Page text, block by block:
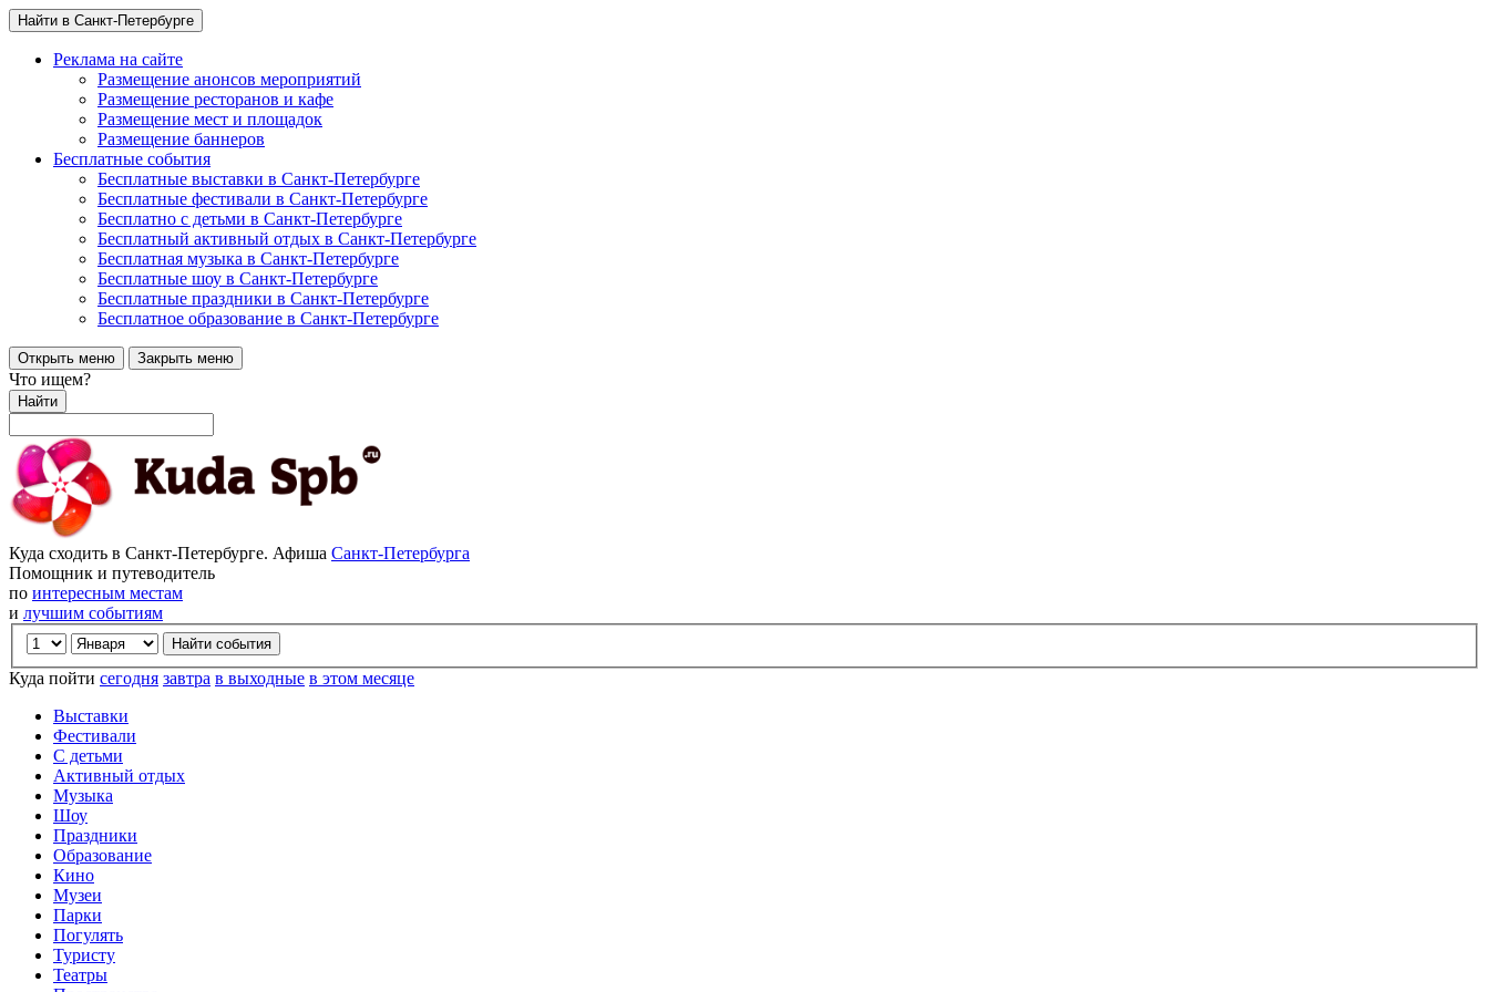
Найти в Санкт-Петербурге
Реклама на сайте
Размещение анонсов мероприятий
Размещение ресторанов и кафе
Размещение мест и площадок
Размещение баннеров
Бесплатные события
Бесплатные выставки в Санкт-Петербурге
Бесплатные фестивали в Санкт-Петербурге
Бесплатно с детьми в Санкт-Петербурге
Бесплатный активный отдых в Санкт-Петербурге
Бесплатная музыка в Санкт-Петербурге
Бесплатные шоу в Санкт-Петербурге
Бесплатные праздники в Санкт-Петербурге
Бесплатное образование в Санкт-Петербурге
Открыть меню Закрыть меню
Что ищем?
Найти
Куда сходить в Санкт-Петербурге. Афиша Санкт-Петербурга
Помощник и путеводитель
по интересным местам
и лучшим событиям
Куда пойти сегодня завтра в выходные в этом месяце
Выставки
Фестивали
С детьми
Активный отдых
Музыка
Шоу
Праздники
Образование
Кино
Музеи
Парки
Погулять
Туристу
Театры